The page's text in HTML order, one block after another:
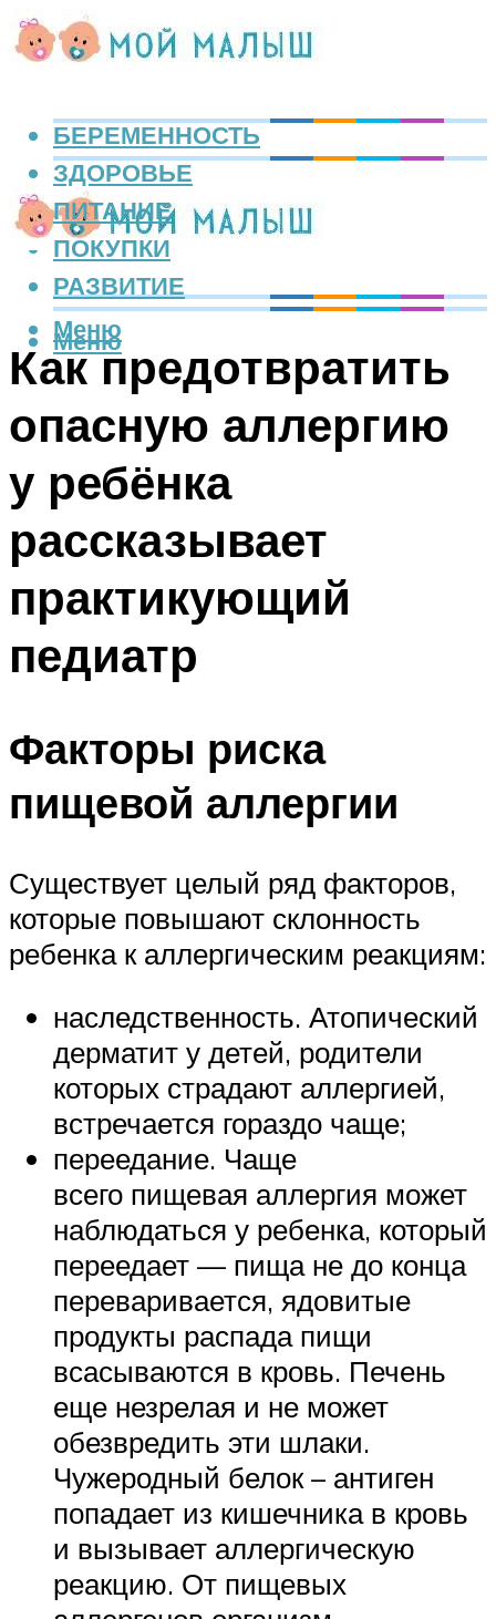
БЕРЕМЕННОСТЬ
ЗДОРОВЬЕ
ПИТАНИЕ
ПОКУПКИ
РАЗВИТИЕ
Меню
Меню
Как предотвратить
опасную аллергию
у ребёнка
рассказывает
практикующий
педиатр
Факторы риска
пищевой аллергии
Существует целый ряд факторов,
которые повышают склонность
ребенка к аллергическим реакциям:
наследственность. Атопический
дерматит у детей, родители
которых страдают аллергией,
встречается гораздо чаще;
переедание. Чаще
всего пищевая аллергия может
наблюдаться у ребенка, который
переедает — пища не до конца
переваривается, ядовитые
продукты распада пищи
всасываются в кровь. Печень
еще незрелая и не может
обезвредить эти шлаки.
Чужеродный белок – антиген
попадает из кишечника в кровь
и вызывает аллергическую
реакцию. От пищевых